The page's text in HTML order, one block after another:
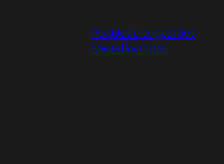
Pedidos e sugestões
Meus favoritos